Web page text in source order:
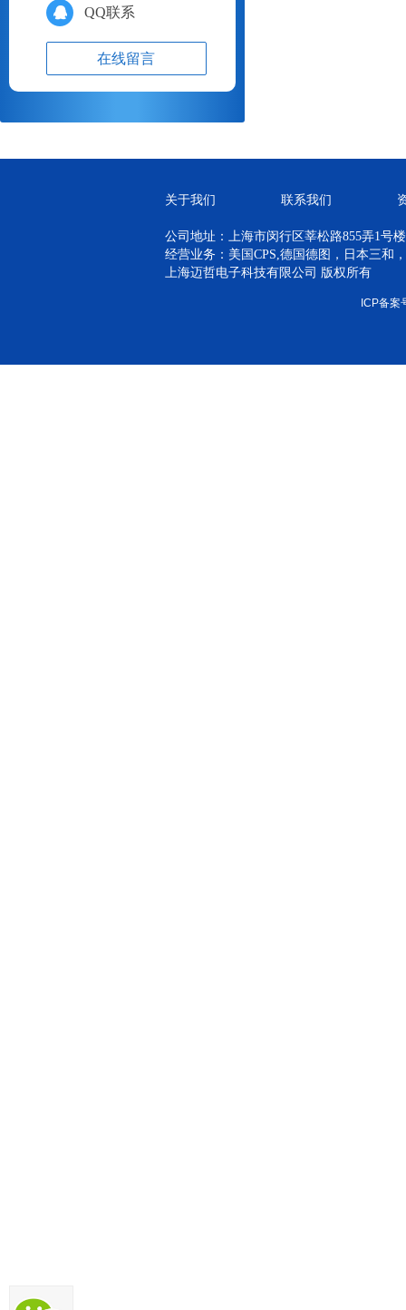
QQ联系
在线留言
关于我们 联系我们
公司地址：上海市闵行区莘松路855弄1号
经营业务：美国CPS,德国德图，日本三和，
上海迈哲电子科技有限公司 版权所有
ICP备案